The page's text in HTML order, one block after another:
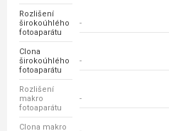
Rozlišení
širokoúhlého
fotoaparátu
-
Clona
širokoúhlého
fotoaparátu
-
Rozlišení
makro
fotoaparátu
-
Clona makro